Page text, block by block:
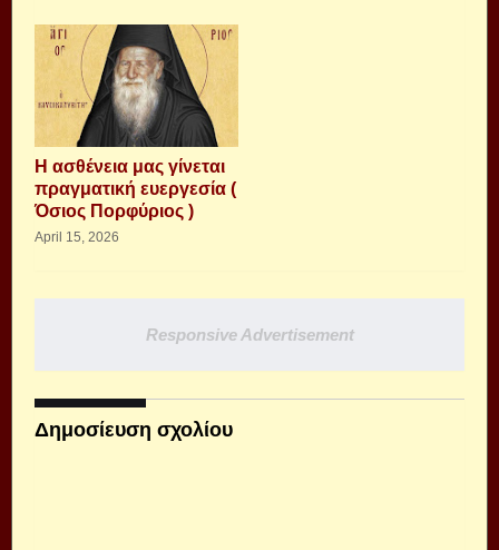
Η ασθένεια μας γίνεται
πραγματική ευεργεσία (
Όσιος Πορφύριος )
April 15, 2026
Responsive Advertisement
Δημοσίευση σχολίου